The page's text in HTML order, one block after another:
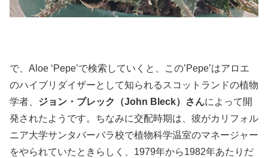
で、Aloe ‘Pepe’で検索していくと、この’Pepe’はアロエ
のハイブリダイザーとして知られるスコットランドの植物
学者、 ジョン・ブレック（John Bleck）さんによって開
発されたようです。ちなみに交配時期は、彼がカリフォル
ニア大学サンタバーバラ校で植物科学温室のマネージャー
をやられていたときらしく、1979年から1982年あたりだ